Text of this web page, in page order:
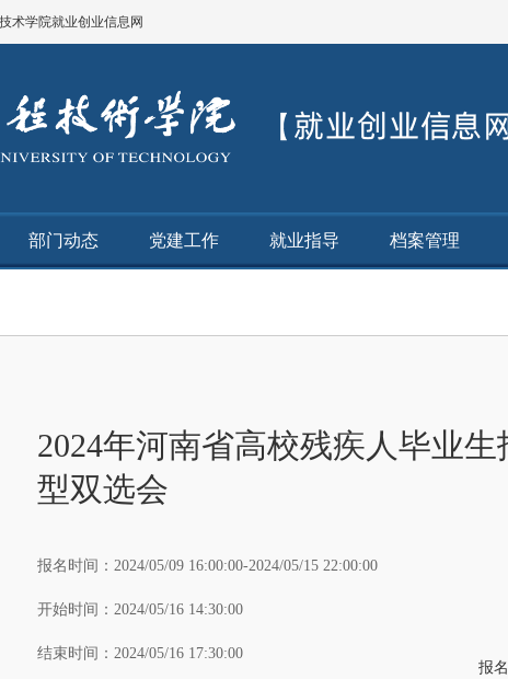
术学院就业创业信息网
部门动态 党建工作 就业指导 档案管理
2024年河南省高校残疾人毕业
型双选会
报名时间： 2024/05/09 16:00:00-2024/05/15 22:00:00
开始时间： 2024/05/16 14:30:00
结束时间： 2024/05/16 17:30:00
报